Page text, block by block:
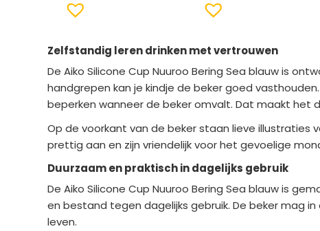
Zelfstandig leren drinken met vertrouwen
De Aiko Silicone Cup Nuuroo Bering Sea blauw is
handgrepen kan je kindje de beker goed
beperken wanneer de beker omvalt. Dat maakt het
Op de voorkant van de beker staan lieve illustraties
prettig aan en zijn vriendelijk voor het gevoelige
Duurzaam en praktisch in dagelijks gebruik
De Aiko Silicone Cup Nuuroo Bering Sea blauw is
en bestand tegen dagelijks gebruik. De beker mag
leven.